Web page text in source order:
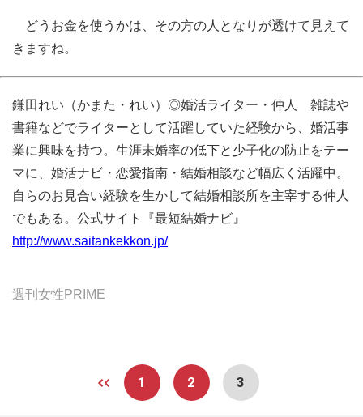
どうお金を使うかは、その方の人となりが透けて見えて
きますね。
鎌田れい（かまた・れい）◎婚活ライター・仲人 雑誌や
書籍などでライターとして活躍していた経験から、婚活事
業に興味を持つ。生涯未婚率の低下と少子化の防止をテー
マに、婚活ナビ・恋愛指南・結婚相談など幅広く活躍中。
自らのお見合い経験を生かして結婚相談所を主宰する仲人
でもある。公式サイト『最短結婚ナビ』
http://www.saitankekkon.jp/
週刊女性PRIME
1 2 3